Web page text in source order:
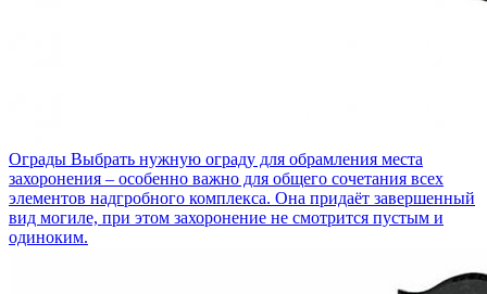
Ограды Выбрать нужную ограду для обрамления места
захоронения – особенно важно для общего сочетания всех
элементов надгробного комплекса. Она придаёт завершенный
вид могиле, при этом захоронение не смотрится пустым и
одиноким.